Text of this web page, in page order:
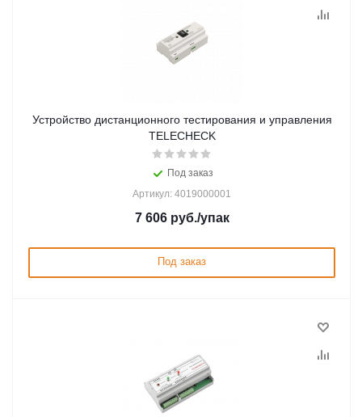
Устройство дистанционного тестирования и управления
TELECHECK
Под заказ
Артикул: 4019000001
7 606руб./упак
Под заказ